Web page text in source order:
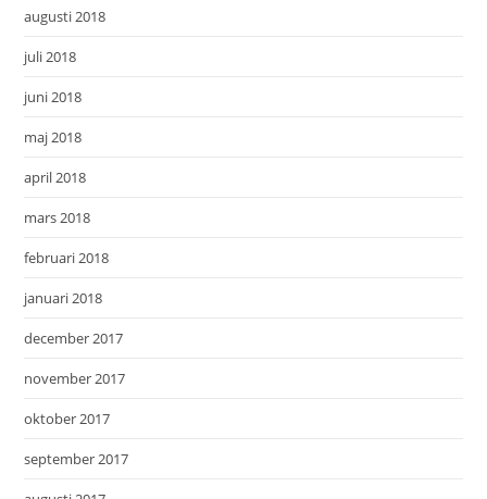
augusti 2018
juli 2018
juni 2018
maj 2018
april 2018
mars 2018
februari 2018
januari 2018
december 2017
november 2017
oktober 2017
september 2017